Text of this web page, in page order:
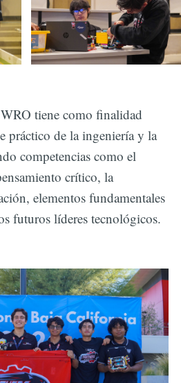
tiene como finalidad
práctico de la ingeniería y la
competencias como el
crítico, la
elementos fundamentales
futuros líderes tecnológicos.